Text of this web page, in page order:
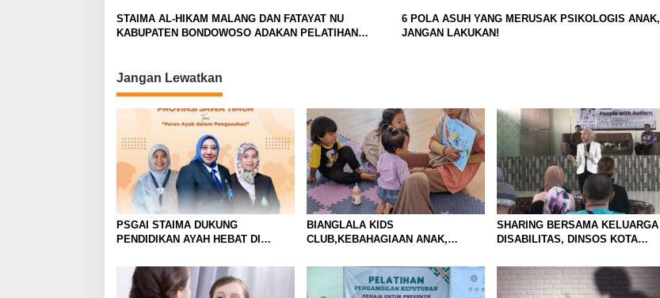
t
o
n
STAIMA AL-HIKAM MALANG DAN FATAYAT NU
KABUPATEN BONDOWOSO ADAKAN PELATIHAN
6 POLA ASUH YANG MERUSAK PSIKOLOGIS ANAK,
JANGAN LAKUKAN!
Jangan Lewatkan
PSGAI STAIMA DUKUNG
PENDIDIKAN AYAH HEBAT DI
TIMUR
BIANGLALA KIDS
CLUB,KEBAHAGIAAN ANAK,
SHARING BERSAMA KELUARGA
DISABILITAS, DINSOS KOTA
ABDUL KARIM DARI MALAYSIA